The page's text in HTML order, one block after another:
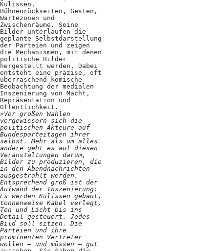
Regionalgruppen
Projekte und Publikationen
Foundation
Services für
Fotograf*innen
Mitglied werden
Presseausweis
Mein FREELENS
Kooperationen
Wissen A-Z
Login
Kulissen,
Bühnenrückseiten, Gesten,
Wartezonen und
Zwischenräume. Seine
Bilder unterlaufen die
geplante Selbstdarstellung
der Parteien und zeigen
die Mechanismen, mit denen
politische Bilder
hergestellt werden. Dabei
entsteht eine präzise, oft
überraschend komische
Beobachtung der medialen
Inszenierung von Macht,
Repräsentation und
Öffentlichkeit.
»Vor großen Wahlen
vergewissern sich die
politischen Akteure auf
Bundesparteitagen ihrer
selbst. Mehr als um alles
andere geht es auf diesen
Veranstaltungen darum,
Bilder zu produzieren, die
in den Abendnachrichten
ausgestrahlt werden.
Entsprechend groß ist der
Aufwand der Inszenierung:
Es werden Kulissen gebaut,
tonnenweise Kabel verlegt,
Ton und Licht bis ins
Detail gesteuert. Jedes
Bild soll sitzen. Die
Parteien und ihre
prominenten Vertreter
wollen – und müssen – gut